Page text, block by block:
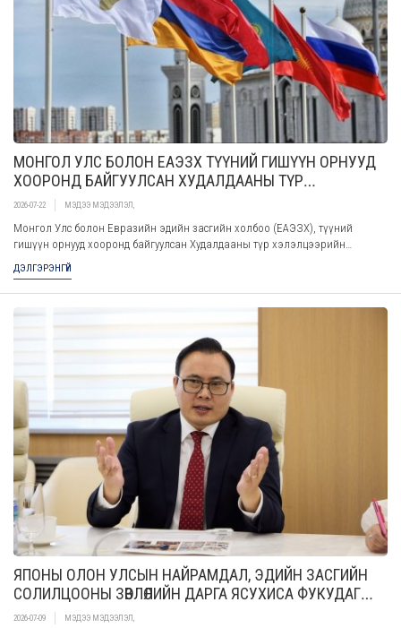
МОНГОЛ УЛС БОЛОН ЕАЭЗХ ТҮҮНИЙ ГИШҮҮН ОРНУУД
ХООРОНД БАЙГУУЛСАН ХУДАЛДААНЫ ТҮР
ХЭЛЭЛЦЭЭР ХЭРЭГЖИЖ ЭХЭЛЛЭЭ
2026-07-22 МЭДЭЭ МЭДЭЭЛЭЛ
Монгол Улс болон Евразийн эдийн засгийн холбоо (ЕАЭЗХ), түүний
гишүүн орнууд хооронд байгуулсан Худалдааны түр хэлэлцээрийн
хамтарсан мэдэгдэлд Тэргүүн Шадар сайд бөгөөд Эдийн засаг, хөгжлийн
сайд Ж.Энхбаяр гарын үсэг зурсан билээ.
ДЭЛГЭРЭНГҮЙ
ЯПОНЫ ОЛОН УЛСЫН НАЙРАМДАЛ, ЭДИЙН ЗАСГИЙН
СОЛИЛЦООНЫ ЗӨВЛӨЛИЙН ДАРГА ЯСУХИСА ФУКУДАГ
ХҮЛЭЭН АВЧ УУЛЗЛАА
2026-07-09 МЭДЭЭ МЭДЭЭЛЭЛ ,